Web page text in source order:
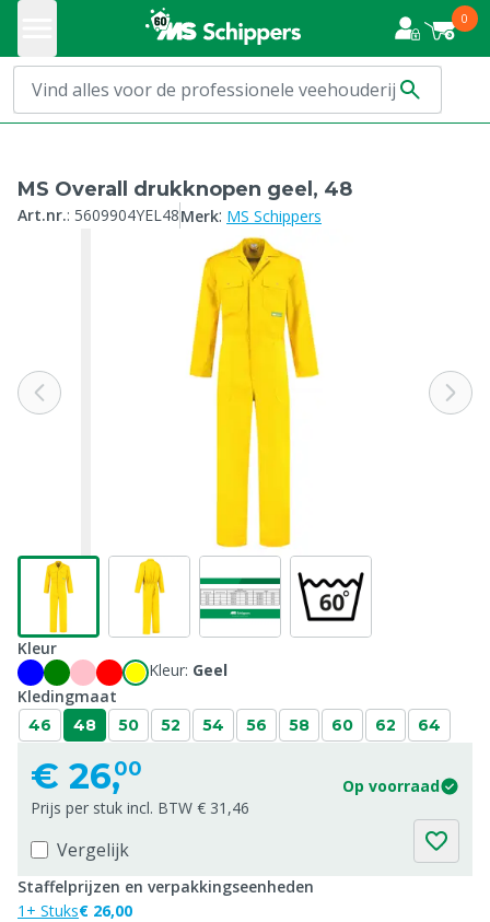
0
MS Overall drukknopen geel, 48
Art.nr.: 5609904YEL48Merk: MS Schippers
Kleur
Kleur: Geel
Kledingmaat
46 48 50 52 54 56 58 60 62 64
€ 26,00
Op voorraad
Prijs per stuk incl. BTW € 31,46
Vergelijk
Staffelprijzen en verpakkingseenheden
1+ Stuks€ 26,00